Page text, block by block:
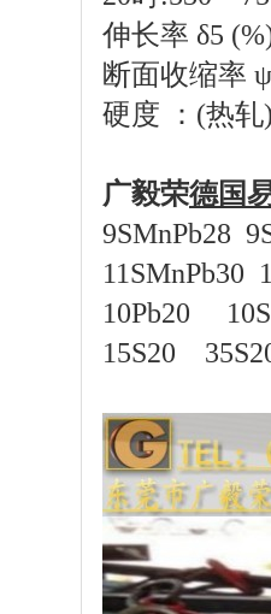
伸长率 δ5
断面收缩率
硬度 ：(热轧
广毅荣德国
9SMnPb28
11SMnPb30
10Pb20
15S20